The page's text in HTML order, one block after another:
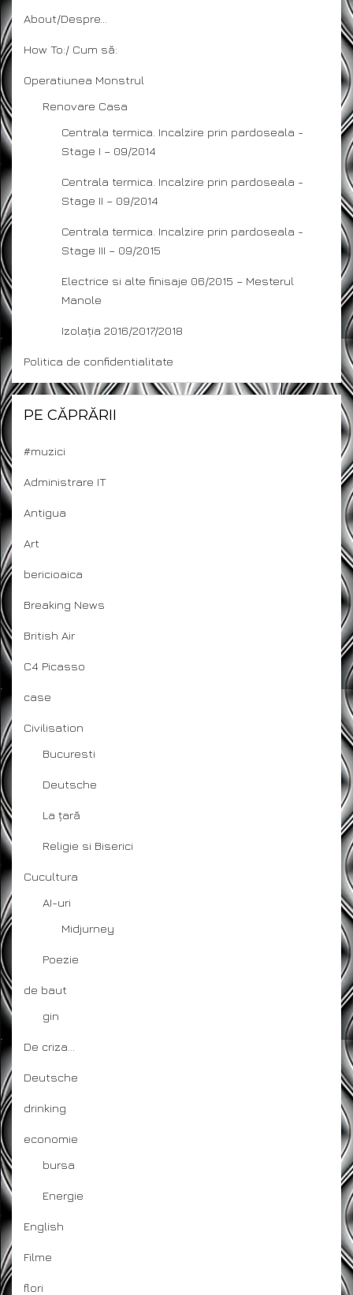
About/Despre…
How To:/ Cum să:
Operatiunea Monstrul
Renovare Casa
Centrala termica. Incalzire prin pardoseala -
Stage I – 09/2014
Centrala termica. Incalzire prin pardoseala -
Stage II – 09/2014
Centrala termica. Incalzire prin pardoseala -
Stage III – 09/2015
Electrice si alte finisaje 06/2015 – Mesterul
Manole
Izolația 2016/2017/2018
Politica de confidentialitate
PE CĂPRĂRII
#muzici
Administrare IT
Antigua
Art
bericioaica
Breaking News
British Air
C4 Picasso
case
Civilisation
Bucuresti
Deutsche
La țară
Religie si Biserici
Cucultura
AI-uri
Midjurney
Poezie
de baut
gin
De criza…
Deutsche
drinking
economie
bursa
Energie
English
Filme
flori